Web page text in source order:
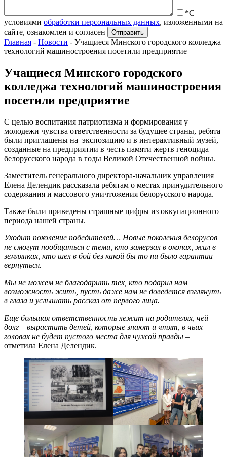
*С
условиями обработки персональных данных, изложенными на
сайте, ознакомлен и согласен
Главная - Новости - Учащиеся Минского городского колледжа
технологий машиностроения посетили предприятие
Учащиеся Минского городского
колледжа технологий машиностроения
посетили предприятие
С целью воспитания патриотизма и формирования у
молодежи чувства ответственности за будущее страны, ребята
были приглашены на экспозицию и в интерактивный музей,
созданные на предприятии в честь памяти жертв геноцида
белорусского народа в годы Великой Отечественной войны.
Заместитель генерального директора-начальник управления
Елена Делендик рассказала ребятам о местах принудительного
содержания и массового уничтожения белорусского народа.
Также были приведены страшные цифры из оккупационного
периода нашей страны.
Уходит поколение победителей… Новые поколения белорусов
не смогут пообщаться с теми, кто замерзал в окопах, жил в
землянках, кто шел в бой без какой бы то ни было гарантии
вернуться.
Мы не можем не благодарить тех, кто подарил нам
возможность жить, пусть даже нам не доведется взглянуть
в глаза и услышать рассказ от первого лица.
Еще большая ответственность лежит на родителях, чей
долг – вырастить детей, которые знают и чтят, в чьих
головах не будет пустого места для чужой правды –
отметила Елена Делендик.